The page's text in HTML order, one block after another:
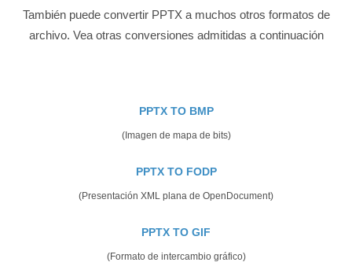
También puede convertir PPTX a muchos otros formatos de
archivo. Vea otras conversiones admitidas a continuación
PPTX TO BMP
(Imagen de mapa de bits)
PPTX TO FODP
(Presentación XML plana de OpenDocument)
PPTX TO GIF
(Formato de intercambio gráfico)